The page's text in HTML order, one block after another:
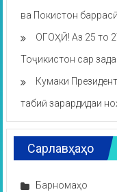
ва Покистон
ОГОҲӢ! Аз 25 то
Тоҷикистон сар
Кумаки
табиӣ зарардидаи
Сарлавҳаҳо
Барномаҳо